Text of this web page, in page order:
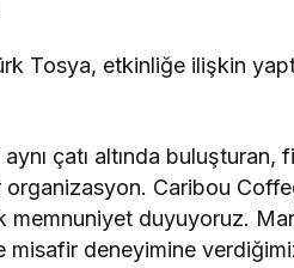
Tosya, etkinliğe ilişkin
çatı altında buluşturan,
Caribou
duyuyoruz.
misafir deneyimine